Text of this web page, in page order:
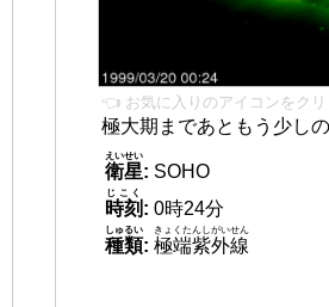
👈 お気に入りのアイコンをクリ
極大期まであともう少しの
衛星
えいせい
: SOHO
時刻
じこく
: 0時24分
種類
しゅるい
: 極端紫外線
きょくたんしがいせん